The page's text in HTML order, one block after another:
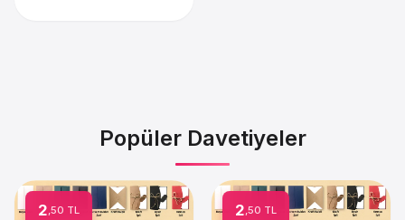
Popüler Davetiyeler
2 ,50 TL 2 ,50 TL